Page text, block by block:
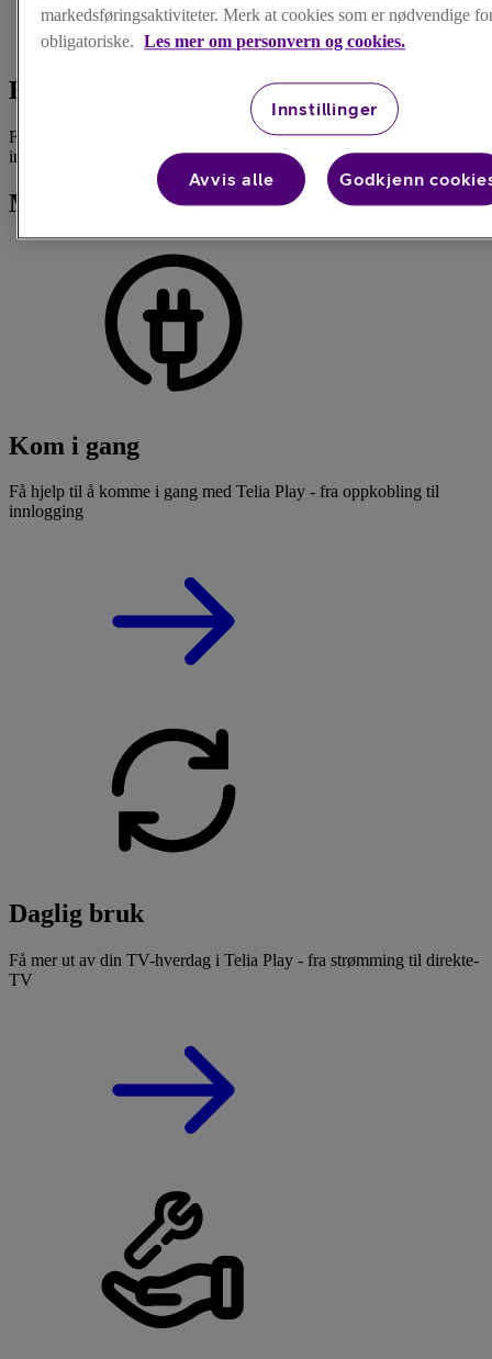
/
Hjelp
Hjelp til TV
Få hjelp til å komme i gang med Telia Play, legge til og bruke
innhold eller veiledning til oppkobling og feilsøk.
Mange ser etter dette
Kom i gang
Få hjelp til å komme i gang med Telia Play - fra oppkobling til
innlogging
Daglig bruk
Få mer ut av din TV-hverdag i Telia Play - fra strømming til direkte-
TV
markedsføringsaktiviteter. Merk at cookies som er nødvendige
obligatoriske. Les mer om personvern og cookies.
Innstillinger
Avvis alle Godkjenn